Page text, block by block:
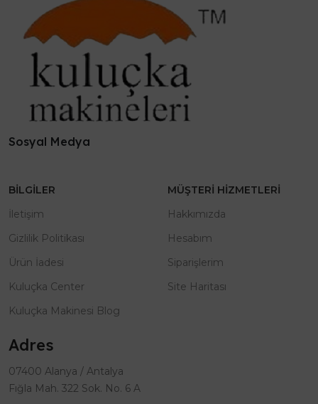
Sosyal Medya
BILGILER
İletişim
Gizlilik Politikası
Ürün İadesi
Kuluçka Center
Kuluçka Makinesi Blog
MÜŞTERI HIZMETLERI
Hakkımızda
Hesabım
Siparişlerim
Site Haritası
Adres
07400 Alanya / Antalya
Fığla Mah. 322 Sok. No. 6 A